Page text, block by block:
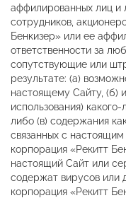
аффилированных лиц и
сотрудников,
Бенкизер» или ее
ответственности за
сопутствующие или
результате: (а)
настоящему Сайту, (б)
использования)
либо (в) содержания
связанных с
корпорация «Рекитт
настоящий Сайт или
содержат вирусов или
корпорация «Рекитт